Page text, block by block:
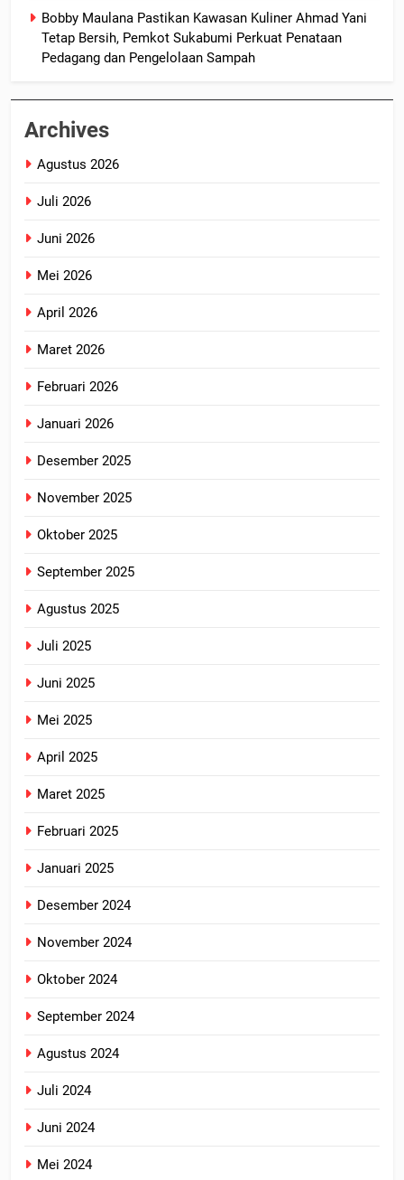
Bobby Maulana Pastikan Kawasan Kuliner Ahmad Yani
Tetap Bersih, Pemkot Sukabumi Perkuat Penataan
Pedagang dan Pengelolaan Sampah
Archives
Agustus 2026
Juli 2026
Juni 2026
Mei 2026
April 2026
Maret 2026
Februari 2026
Januari 2026
Desember 2025
November 2025
Oktober 2025
September 2025
Agustus 2025
Juli 2025
Juni 2025
Mei 2025
April 2025
Maret 2025
Februari 2025
Januari 2025
Desember 2024
November 2024
Oktober 2024
September 2024
Agustus 2024
Juli 2024
Juni 2024
Mei 2024